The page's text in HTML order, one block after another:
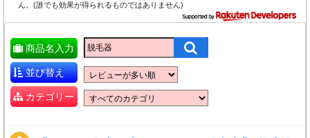
ん。(誰でも効果が得られるものではありません)
商品名入力
並び替え
カテゴリー